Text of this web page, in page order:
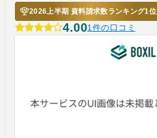
2026上半期 資料請求数ランキング1位
4.001件の口コミ